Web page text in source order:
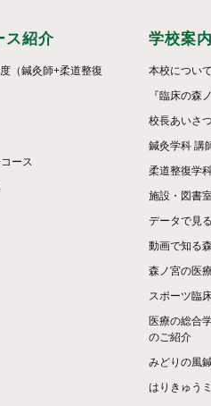
ス紹介
（鍼灸師+柔道整復
ース
学校案内
本校について
『臨床の森
校長あいさつ
鍼灸学科 講
柔道整復学
施設・図書
データで見
動画で知る
森ノ宮の医
スポーツ臨
医療の総合
のご紹介
みどりの風
はりきゅう